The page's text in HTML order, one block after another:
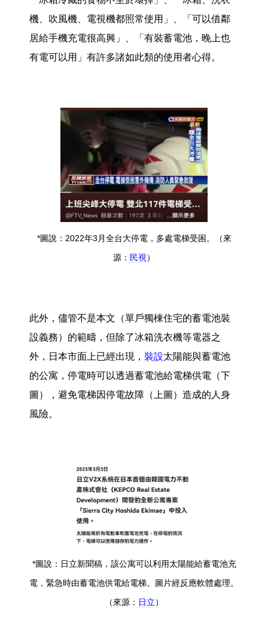
機、吹風機、電視機都照常使用」、「可以借鄰
居給手機充電很高興」、「有裝蓄電池，晚上也
有電可以用」有許多諸如此類的使用者心得。
*圖說：2022年3月全台大停電，多處電梯受困。（來
源： 民視 ）
此外，儘管不是本文（單戶獨棟住宅的蓄電池裝
設義務）的範疇，但除了冰箱洗衣機等電器之
外，日本市面上已經出現， 裝設太陽能與蓄電池
的公寓，停電時可以透過蓄電池給電梯供電（下
圖），避免電梯因停電故障（上圖）造成的人身
風險。
*圖說：日立新聞稿，該公寓可以利用太陽能給蓄電池充
電，緊急時由蓄電池供電給電梯。圖片經反應軟體處理。
（來源： 日立）